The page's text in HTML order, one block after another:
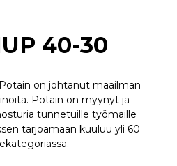
40-30
on johtanut maailman
Potain on myynyt ja
tunnetuille työmaille
tarjoamaan kuuluu yli 60